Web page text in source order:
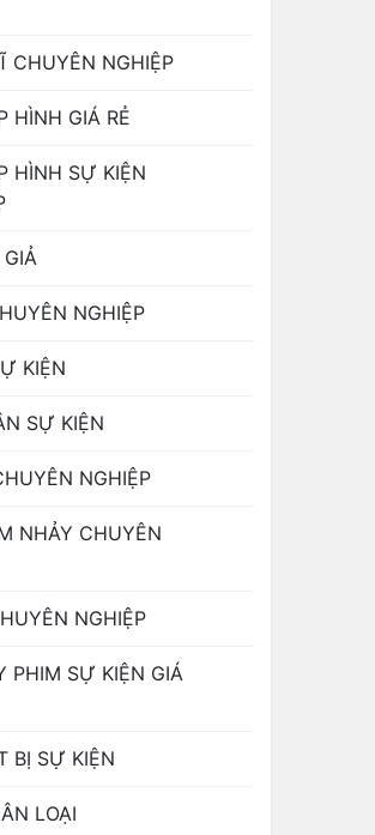
CHUYÊN NGHIỆP
HÌNH GIÁ RẺ
HÌNH SỰ KIỆN
NGHIỆP
KIỆN
SỰ KIỆN
NGHIỆP
NHẢY CHUYÊN
NGHIỆP
PHIM SỰ KIỆN GIÁ
BỊ SỰ KIỆN
LOẠI